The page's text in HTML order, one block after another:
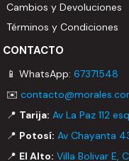
Cambios y Devoluciones
Términos y Condiciones
CONTACTO
📱 WhatsApp:67371548
✉️
📍 Tarija: Av La Paz 112
📍 Potosí: Av Chayanta
📍 El Alto: Villa Bolivar E,